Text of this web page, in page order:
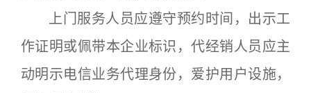
上门服务人员应遵守预约时间，出示工
作证明或佩带本企业标识，代经销人员应主
动明示电信业务代理身份，爱护用户设施，